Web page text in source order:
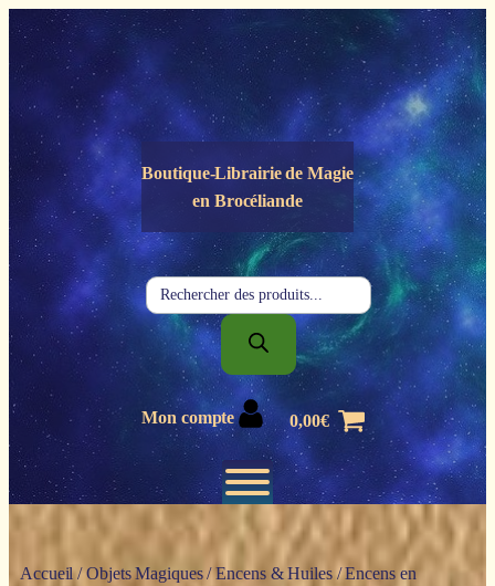
Panneau de gestion des cookies
Boutique-Librairie deMagie
en Brocéliande
Recherche
de
produits
Mon compte 0,00€
Accueil/Objets Magiques/Encens & Huiles/Encens en